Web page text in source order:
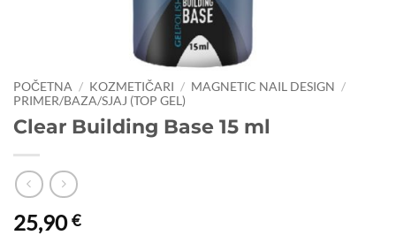
POČETNA / KOZMETIČARI / MAGNETIC NAIL DESIGN /
PRIMER/BAZA/SJAJ (TOP GEL)
Clear Building Base 15 ml
25,90€